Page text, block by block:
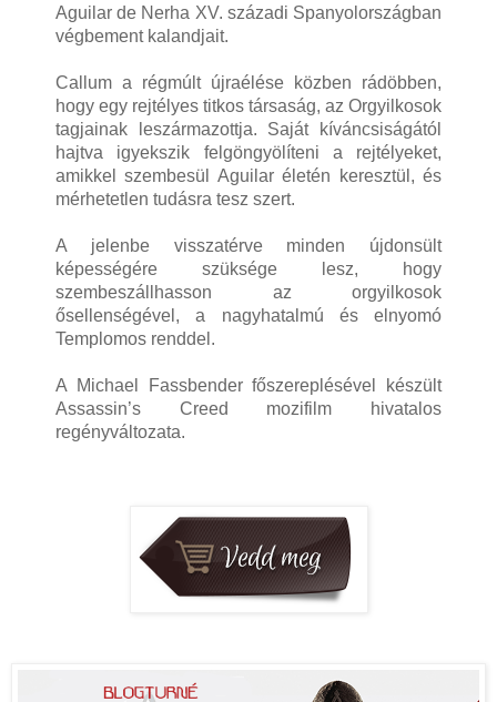
Aguilar de Nerha XV. századi Spanyolországban
végbement kalandjait.
Callum a régmúlt újraélése közben rádöbben,
hogy egy rejtélyes titkos társaság, az Orgyilkosok
tagjainak leszármazottja. Saját kíváncsiságától
hajtva igyekszik felgöngyölíteni a rejtélyeket,
amikkel szembesül Aguilar életén keresztül, és
mérhetetlen tudásra tesz szert.
A jelenbe visszatérve minden újdonsült
képességére szüksége lesz, hogy
szembeszállhasson az orgyilkosok
ősellenségével, a nagyhatalmú és elnyomó
Templomos renddel.
A Michael Fassbender főszereplésével készült
Assassin’s Creed mozifilm hivatalos
regényváltozata.